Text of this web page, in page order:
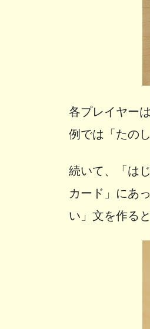
各プレイヤー
例では「たの
続いて、「は
カード」にあ
い」文を作る